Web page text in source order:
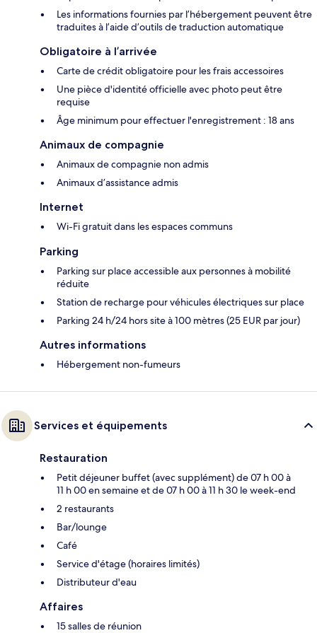
Les informations fournies par l’hébergement peuvent être
traduites à l’aide d’outils de traduction automatique
Obligatoire à l’arrivée
Carte de crédit obligatoire pour les frais accessoires
Une pièce d'identité officielle avec photo peut être
requise
Âge minimum pour effectuer l'enregistrement : 18 ans
Animaux de compagnie
Animaux de compagnie non admis
Animaux d’assistance admis
Internet
Wi-Fi gratuit dans les espaces communs
Parking
Parking sur place accessible aux personnes à mobilité
réduite
Station de recharge pour véhicules électriques sur place
Parking 24 h/24 hors site à 100 mètres (25 EUR par jour)
Autres informations
Hébergement non-fumeurs
Services et équipements
Restauration
Petit déjeuner buffet (avec supplément) de 07 h 00 à
11 h 00 en semaine et de 07 h 00 à 11 h 30 le week-end
2 restaurants
Bar/lounge
Café
Service d'étage (horaires limités)
Distributeur d'eau
Affaires
15 salles de réunion